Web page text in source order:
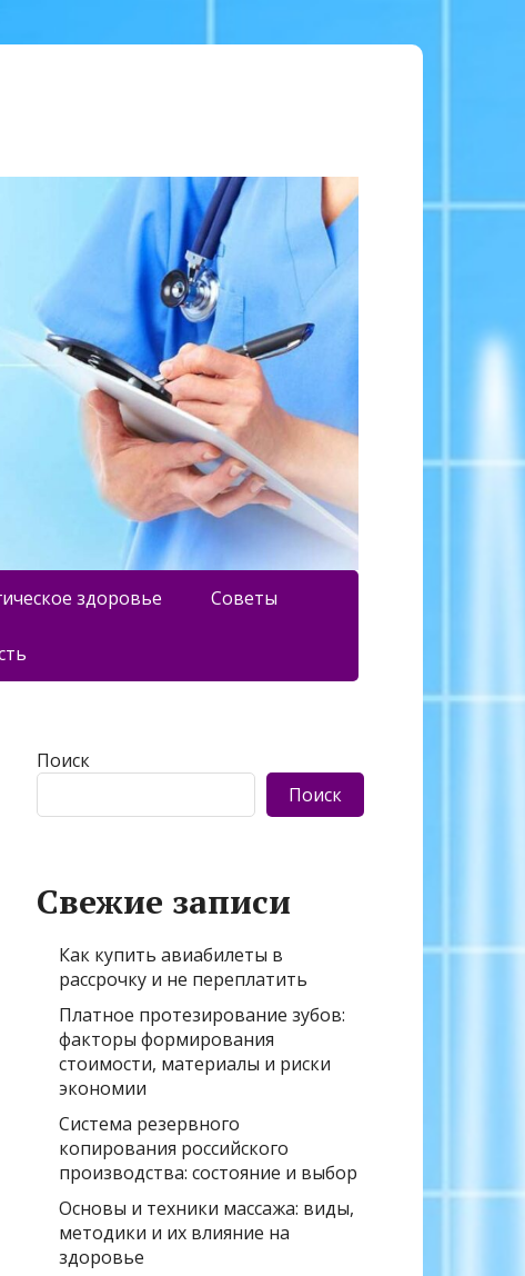
здоровье Советы
Поиск
Поиск
Свежие записи
Как купить авиабилеты в
рассрочку и не переплатить
Платное протезирование зубов:
факторы формирования
стоимости, материалы и риски
экономии
Система резервного
копирования российского
производства: состояние и выбор
Основы и техники массажа: виды,
методики и их влияние на
здоровье